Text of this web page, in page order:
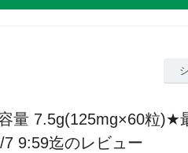
量 7.5g(125mg×60粒)★
9:59迄のレビュー